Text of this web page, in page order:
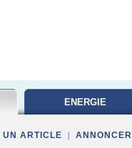
ENERGIE
UN ARTICLE ANNONCER